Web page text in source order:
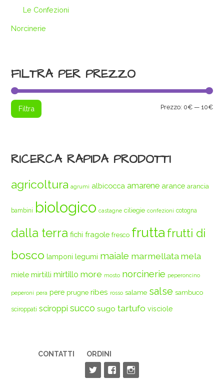
Le Confezioni
Norcinerie
FILTRA PER PREZZO
Filtra Prezzo: 0€— 10€
RICERCA RAPIDA PRODOTTI
agricoltura agrumi albicocca amarene arance arancia
bambini biologico castagne ciliegie confezioni cotogna
dalla terra fichi fragole fresco frutta frutti di
bosco lamponi legumi maiale marmellata mela
miele mirtilli mirtillo more mosto norcinerie peperoncino
peperoni pera pere prugne ribes rosso salame salse sambuco
sciroppati sciroppi succo sugo tartufo visciole
CONTATTI ORDINI